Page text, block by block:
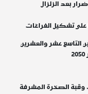
بعد الزلزال
على تشكيل الفراغات
التاسع عشر والعشرين
وقبة الصخرة المشرفة